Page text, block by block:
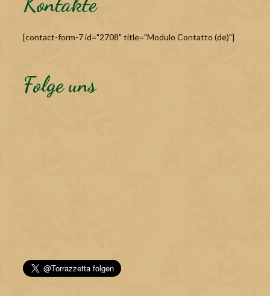
[contact-form-7 id="2708" title="Modulo Contatto (de)"]
Folge uns